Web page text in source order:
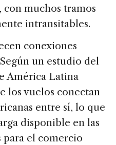
con muchos tramos
intransitables.
conexiones
un estudio del
América Latina
los vuelos conectan
entre sí, lo que
disponible en las
para el comercio